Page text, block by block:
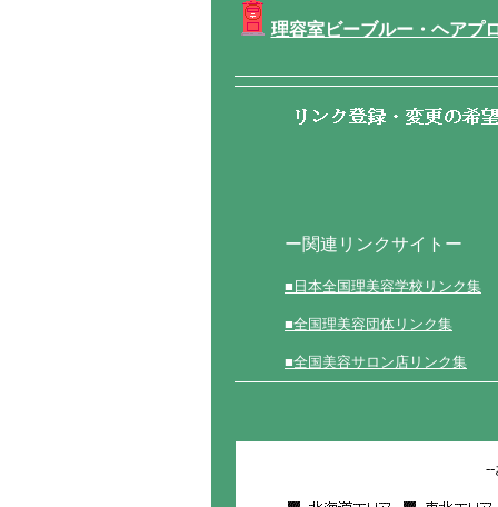
理容室ビーブルー・ヘアプ
ー関連リンクサイトー
■日本全国理美容学校リンク集
■全国理美容団体リンク集
■全国美容サロン店リンク集
--